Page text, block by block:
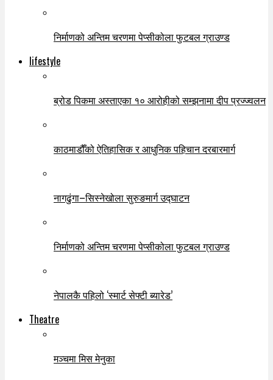
निर्माणको अन्तिम चरणमा पेप्सीकोला फुटबल ग्राउण्ड
lifestyle
ब्रोड पिकमा अस्ताएका १० आरोहीको सम्झनामा दीप प्रज्ज्वलन
काठमाडौँको ऐतिहासिक र आधुनिक पहिचान दरबारमार्ग
नागढुंगा–सिस्नेखोला सुरुङमार्ग उद्घाटन
निर्माणको अन्तिम चरणमा पेप्सीकोला फुटबल ग्राउण्ड
नेपालकै पहिलो ‘स्मार्ट सेफ्टी ब्यारेड’
Theatre
मञ्चमा मिस मेनुका